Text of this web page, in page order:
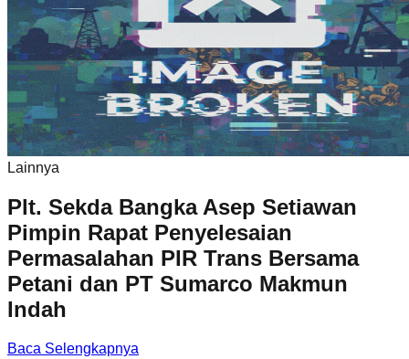
Lainnya
Plt. Sekda Bangka Asep Setiawan
Pimpin Rapat Penyelesaian
Permasalahan PIR Trans Bersama
Petani dan PT Sumarco Makmun
Indah
Baca Selengkapnya